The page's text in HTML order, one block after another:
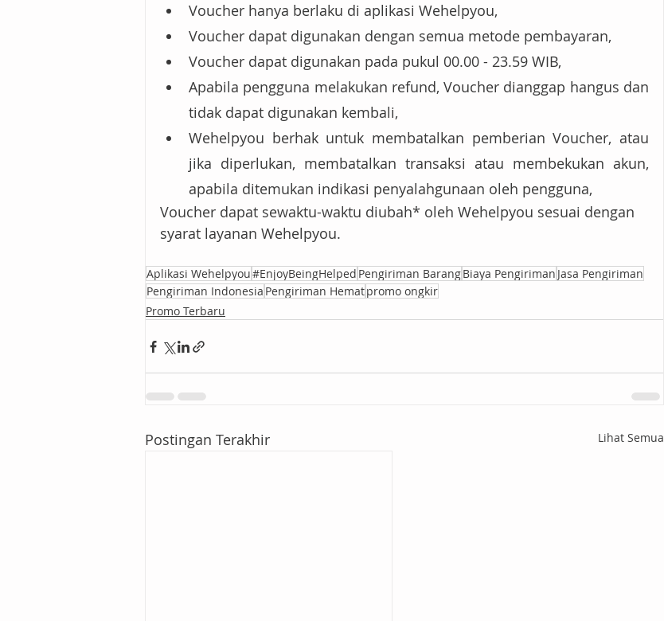
Voucher hanya berlaku di aplikasi Wehelpyou,
Voucher dapat digunakan dengan semua metode pembayaran,
Voucher dapat digunakan pada pukul 00.00 - 23.59 WIB,
Apabila pengguna melakukan refund, Voucher dianggap hangus dan
tidak dapat digunakan kembali,
Wehelpyou berhak untuk membatalkan pemberian Voucher, atau
jika diperlukan, membatalkan transaksi atau membekukan akun,
apabila ditemukan indikasi penyalahgunaan oleh pengguna,
Voucher dapat sewaktu-waktu diubah* oleh Wehelpyou sesuai dengan
syarat layanan Wehelpyou.
Aplikasi Wehelpyou#EnjoyBeingHelped Pengiriman BarangBiaya Pengiriman Jasa Pengiriman
Pengiriman Indonesia Pengiriman Hematpromo ongkir
Promo Terbaru
Postingan Terakhir Lihat Semua